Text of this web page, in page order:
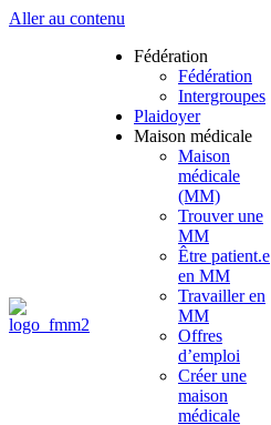
Aller au contenu
Fédération
Fédération
Intergroupes
Plaidoyer
Maison médicale
Maison
médicale
(MM)
Trouver une
MM
Être patient.e
en MM
Travailler en
MM
Offres
d’emploi
Créer une
maison
médicale